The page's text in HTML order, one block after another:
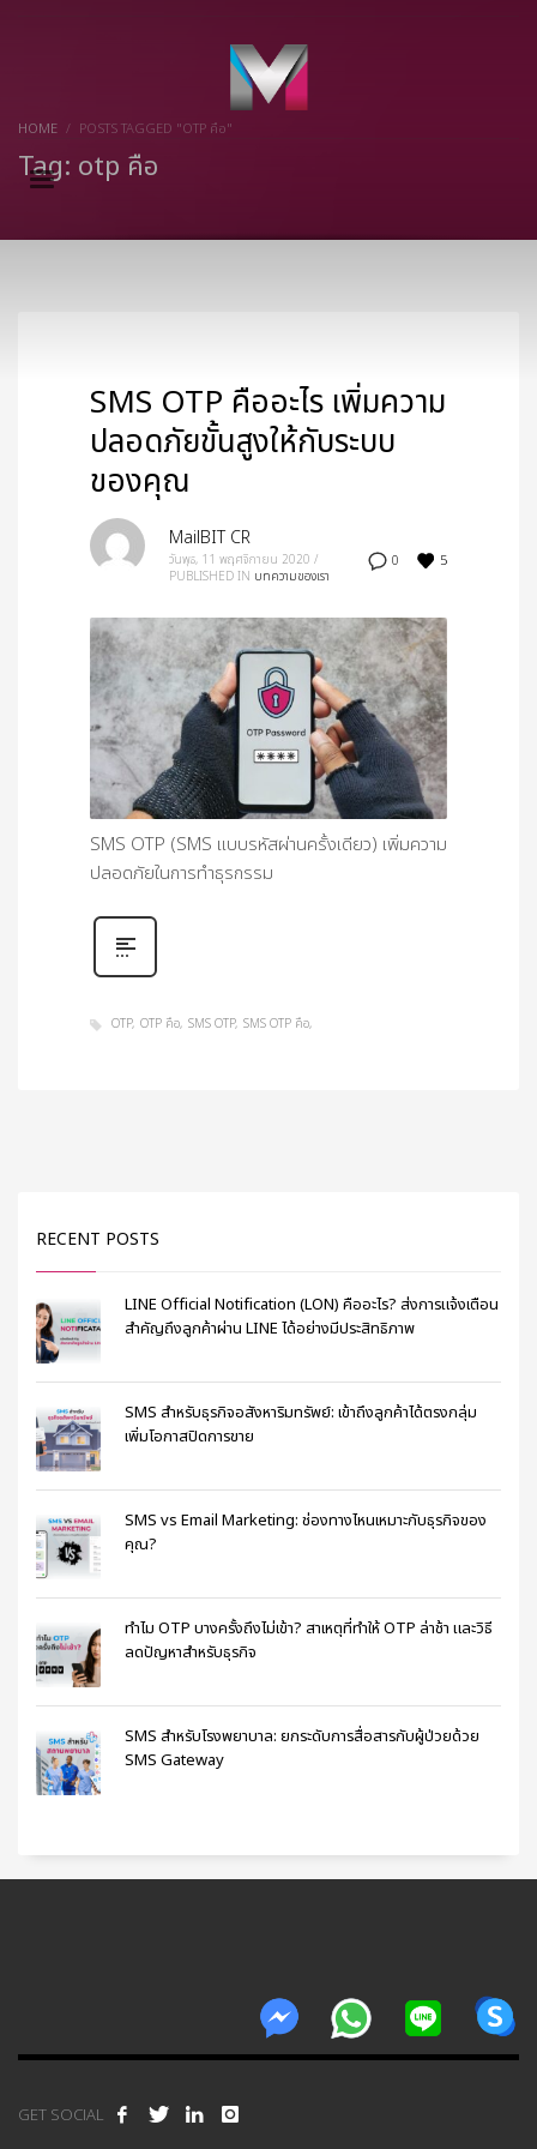
HOME POSTS TAGGED "OTP คือ"
Tag: otp คือ
SMS OTP คืออะไร เพิ่มความ
ปลอดภัยขั้นสูงให้กับระบบ
ของคุณ
0 5
MailBIT CR
วันพุธ, 11 พฤศจิกายน 2020 /
PUBLISHED IN บทความของเรา
SMS OTP (SMS แบบรหัสผ่านครั้งเดียว) เพิ่มความ
ปลอดภัยในการทำธุรกรรม
OTP OTP คือ SMS OTP SMS OTP คือ
RECENT POSTS
LINE Official Notification (LON) คืออะไร? ส่งการแจ้งเตือน
สำคัญถึงลูกค้าผ่าน LINE ได้อย่างมีประสิทธิภาพ
SMS สำหรับธุรกิจอสังหาริมทรัพย์: เข้าถึงลูกค้าได้ตรงกลุ่ม
เพิ่มโอกาสปิดการขาย
SMS vs Email Marketing: ช่องทางไหนเหมาะกับธุรกิจของ
คุณ?
ทำไม OTP บางครั้งถึงไม่เข้า? สาเหตุที่ทำให้ OTP ล่าช้า และวิธี
ลดปัญหาสำหรับธุรกิจ
SMS สำหรับโรงพยาบาล: ยกระดับการสื่อสารกับผู้ป่วยด้วย
SMS Gateway
GET SOCIAL